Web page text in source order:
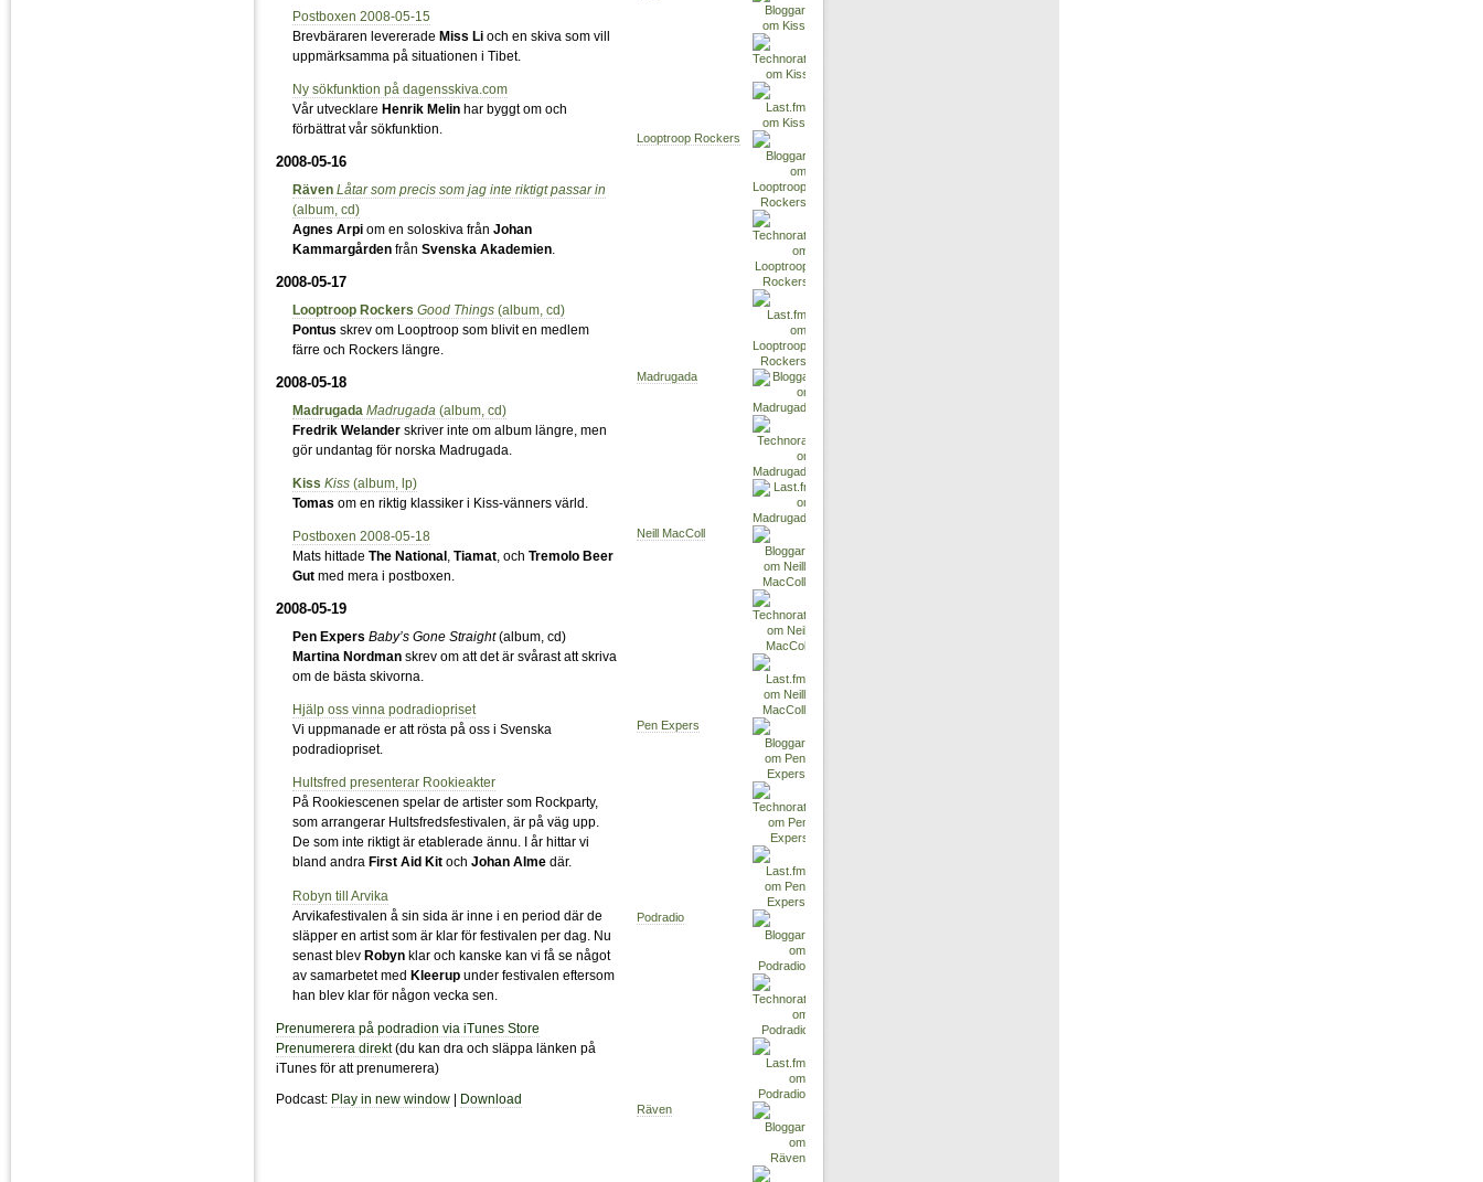
Looptroop Rockers
Madrugada
Neill MacColl
Pen Expers
Podradio
Räven
Postboxen 2008-05-15
Brevbäraren levererade Miss Li och en skiva som vill
uppmärksamma på situationen i Tibet.
Ny sökfunktion på dagensskiva.com
Vår utvecklare Henrik Melin har byggt om och
förbättrat vår sökfunktion.
2008-05-16
Räven Låtar som precis som jag inte riktigt passar in
(album, cd)
Agnes Arpi om en soloskiva från Johan
Kammargården från Svenska Akademien.
2008-05-17
Looptroop Rockers Good Things (album, cd)
Pontus skrev om Looptroop som blivit en medlem
färre och Rockers längre.
2008-05-18
Madrugada Madrugada (album, cd)
Fredrik Welander skriver inte om album längre, men
gör undantag för norska Madrugada.
Kiss Kiss (album, lp)
Tomas om en riktig klassiker i Kiss-vänners värld.
Postboxen 2008-05-18
Mats hittade The National , Tiamat, och Tremolo Beer
Gut med mera i postboxen.
2008-05-19
Pen Expers Baby’s Gone Straight(album, cd)
Martina Nordman skrev om att det är svårast att skriva
om de bästa skivorna.
Hjälp oss vinna podradiopriset
Vi uppmanade er att rösta på oss i Svenska
podradiopriset.
Hultsfred presenterar Rookieakter
På Rookiescenen spelar de artister som Rockparty,
som arrangerar Hultsfredsfestivalen, är på väg upp.
De som inte riktigt är etablerade ännu. I år hittar vi
bland andra First Aid Kit och Johan Alme där.
Robyn till Arvika
Arvikafestivalen å sin sida är inne i en period där de
släpper en artist som är klar för festivalen per dag. Nu
senast blev Robyn klar och kanske kan vi få se något
av samarbetet med Kleerup under festivalen eftersom
han blev klar för någon vecka sen.
Prenumerera på podradion via iTunes Store
Prenumerera direkt(du kan dra och släppa länken på
iTunes för att prenumerera)
Podcast: Play in new window | Download